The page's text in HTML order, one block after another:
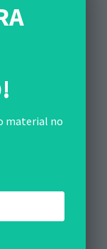
!
material no